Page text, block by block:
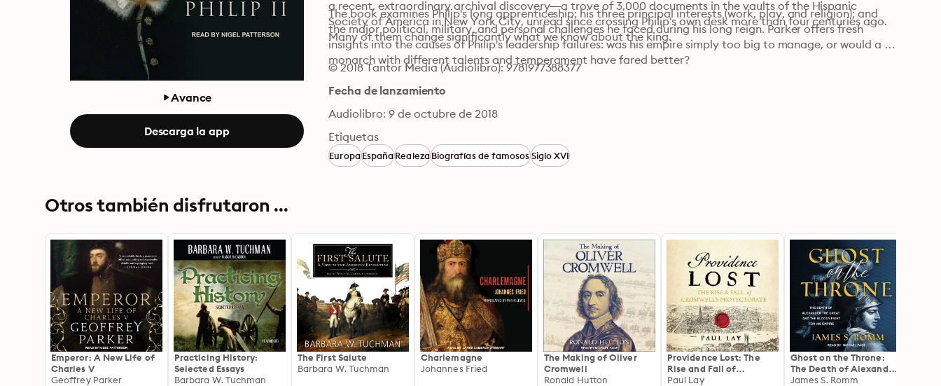
Avance
Descarga la app
a recent, extraordinary archival discovery—a trove of 3,000 documents in the vaults of the Hispanic
Society of America in New York City, unread since crossing Philip's own desk more than four centuries ago.
Many of them change significantly what we know about the king.
The book examines Philip's long apprenticeship; his three principal interests (work, play, and religion); and
the major political, military, and personal challenges he faced during his long reign. Parker offers fresh
insights into the causes of Philip's leadership failures: was his empire simply too big to manage, or would a
monarch with different talents and temperament have fared better?
© 2018 Tantor Media (Audiolibro): 9781977388377
Fecha de lanzamiento
Audiolibro: 9 de octubre de 2018
Etiquetas
EuropaEspañaRealezaBiografías de famososSiglo XVI
Otros también disfrutaron ...
Emperor: A New Life of
Charles V
Geoffrey Parker
Practicing History:
Selected Essays
Barbara W. Tuchman
The First Salute
Barbara W. Tuchman
Charlemagne
Johannes Fried
The Making of Oliver
Cromwell
Ronald Hutton
Providence Lost: The
Rise and Fall of
Cromwell's Protectorate
Paul Lay
Ghost on the Throne:
The Death of Alexander
the Great and the
James S. Romm